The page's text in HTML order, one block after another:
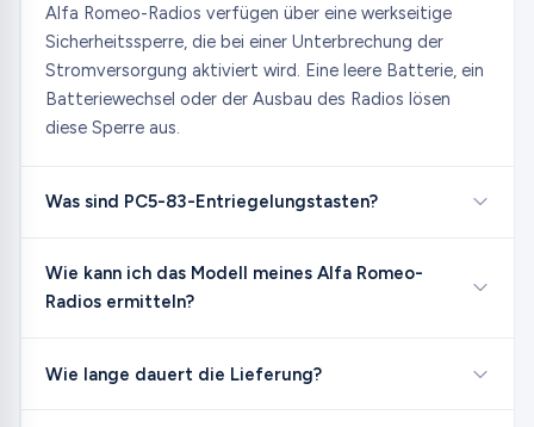
Alfa Romeo-Radios verfügen über eine werkseitige
Sicherheitssperre, die bei einer Unterbrechung der
Stromversorgung aktiviert wird. Eine leere Batterie, ein
Batteriewechsel oder der Ausbau des Radios lösen
diese Sperre aus.
Was sind PC5-83-Entriegelungstasten?
Wie kann ich das Modell meines Alfa Romeo-
Radios ermitteln?
Wie lange dauert die Lieferung?